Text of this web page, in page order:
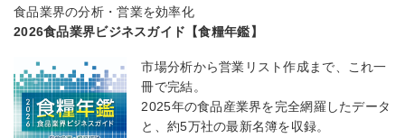
食品業界の分析・営業を効率化
2026食品業界ビジネスガイド【食糧年鑑】
市場分析から営業リスト作成まで、これ一
冊で完結。
2025年の食品産業界を完全網羅したデータ
と、約5万社の最新名簿を収録。